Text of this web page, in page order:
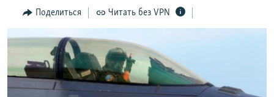
поискуИНФОГРАФИКА
ТЕЛЕПРОЕКТ КРЫМ.РЕАЛИИ
СОВЕТЫ ПРАВОЗАЩИТНИКОВ
ПРОПАВШИЕ БЕЗ ВЕСТИ
КАК ОБОЙТИ БЛОКИРОВКУ
Українською
Qırımtatar
Поделиться Читать без VPN